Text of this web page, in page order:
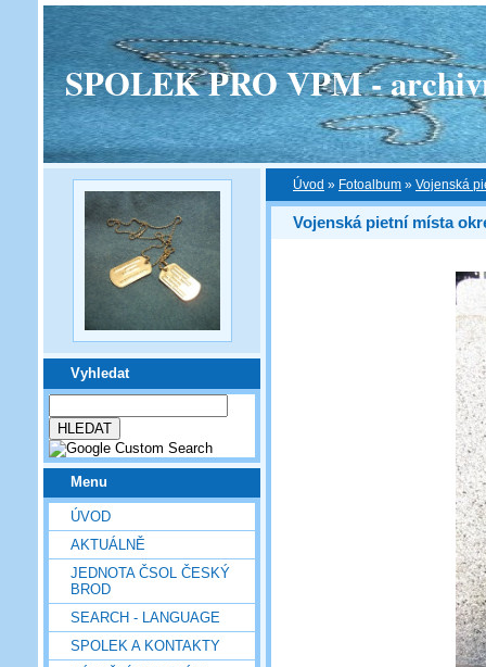
SPOLEK PRO VPM -
Vyhledat
Menu
ÚVOD
AKTUÁLNĚ
JEDNOTA ČSOL ČESKÝ
BROD
SEARCH - LANGUAGE
SPOLEK A KONTAKTY
Úvod » Fotoalbum » Vojenská
Vojenská pietní místa